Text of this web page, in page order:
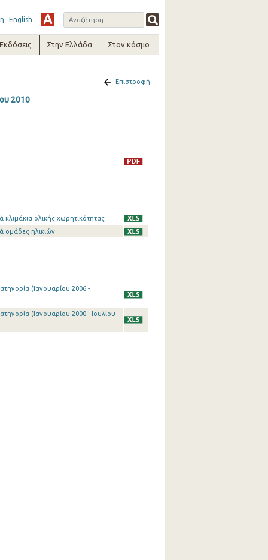
English
Στην Ελλάδα Στον κόσμο
Επιστροφή
2010
ολικής χωρητικότητας
ομάδες ηλικιών
(Ιανουαρίου 2006 -
(Ιανουαρίου 2000 - Ιουλίου